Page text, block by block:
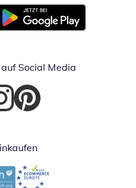
in neuem Fenster
Social Media
Fenster
in neuem Fenster
Öffnet in neuem Fenster